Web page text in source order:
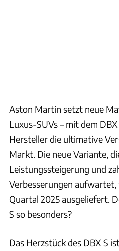
Aston Martin setzt neue
Luxus-SUVs – mit dem
Hersteller die ultimative
Markt. Die neue Variante,
Leistungssteigerung und
Verbesserungen
Quartal 2025 ausgeliefert.
S so besonders?
Das Herzstück des DBX S